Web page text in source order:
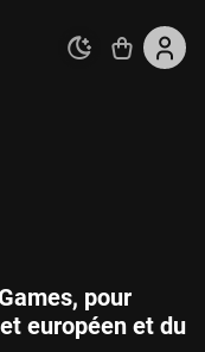
pour
européen et du